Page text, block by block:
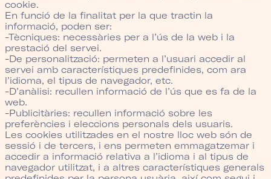
cookie.
En funció de la finalitat per la que tractin la
informació, poden ser:
-Tècniques: necessàries per a l’ús de la web i la
prestació del servei.
-De personalització: permeten a l’usuari accedir al
servei amb característiques predefinides, com ara
l’idioma, el tipus de navegador, etc.
-D’anàlisi: recullen informació de l’ús que es fa de la
web.
-Publicitàries: recullen informació sobre les
preferències i eleccions personals dels usuaris.
Les cookies utilitzades en el nostre lloc web són de
sessió i de tercers, i ens permeten emmagatzemar i
accedir a informació relativa a l’idioma i al tipus de
navegador utilitzat, i a altres característiques generals